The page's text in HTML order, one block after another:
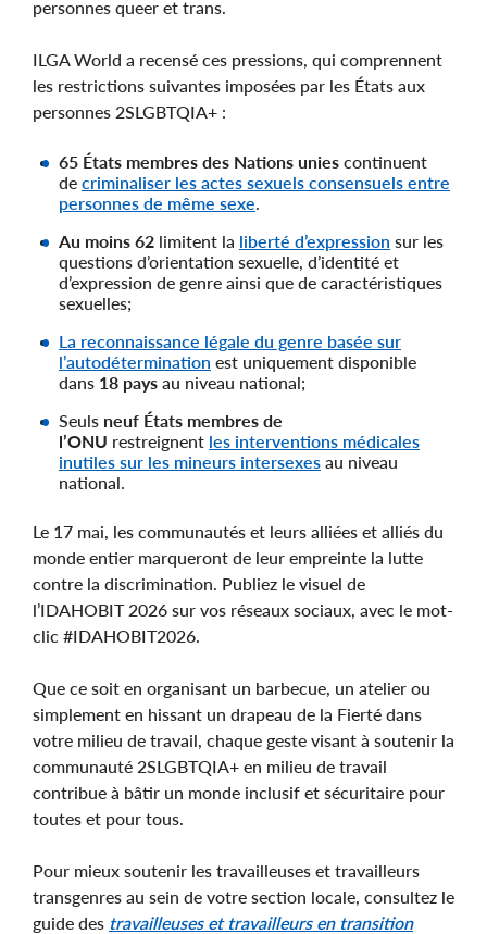
personnes queer et trans.
ILGA World a recensé ces pressions, qui comprennent
les restrictions suivantes imposées par les États aux
personnes 2SLGBTQIA+ :
65 États membres des Nations unies continuent
de criminaliser les actes sexuels consensuels entre
personnes de même sexe
Au moins 62 limitent la liberté d’expression sur les
questions d’orientation sexuelle, d’identité et
d’expression de genre ainsi que de caractéristiques
sexuelles;
La reconnaissance légale du genre basée sur
l’autodétermination est uniquement disponible
dans 18 pays au niveau national;
Seuls neuf États membres de
l’ONU restreignent les interventions médicales
inutiles sur les mineurs intersexes au niveau
national.
Le 17 mai, les communautés et leurs alliées et alliés du
monde entier marqueront de leur empreinte la lutte
contre la discrimination. Publiez le visuel de
l’IDAHOBIT 2026 sur vos réseaux sociaux, avec le mot-
clic #IDAHOBIT2026.
Que ce soit en organisant un barbecue, un atelier ou
simplement en hissant un drapeau de la Fierté dans
votre milieu de travail, chaque geste visant à soutenir la
communauté 2SLGBTQIA+ en milieu de travail
contribue à bâtir un monde inclusif et sécuritaire pour
toutes et pour tous.
Pour mieux soutenir les travailleuses et travailleurs
transgenres au sein de votre section locale, consultez le
guide des travailleuses et travailleurs en transition